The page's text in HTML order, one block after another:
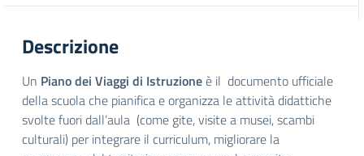
Descrizione
Un Piano dei Viaggi di Istruzioneè il documento ufficiale
della scuola che pianifica e organizza le attività didattiche
svolte fuori dall’aula (come gite, visite a musei, scambi
culturali) per integrare il curriculum, migliorare la